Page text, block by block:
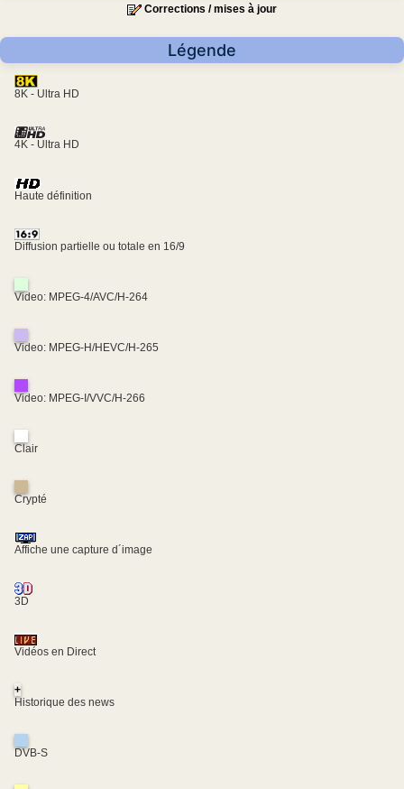
Corrections / mises à jour
Légende
8K - Ultra HD
4K - Ultra HD
Haute définition
Diffusion partielle ou totale en 16/9
Video: MPEG-4/AVC/H-264
Video: MPEG-H/HEVC/H-265
Video: MPEG-I/VVC/H-266
Clair
Crypté
Affiche une capture d´image
3D
Vidéos en Direct
+
Historique des news
DVB-S